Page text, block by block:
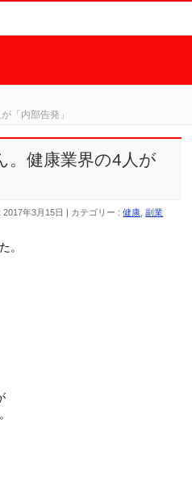
「内部告発」
。健康業界の4人が
年3月15日 カテゴリー :健康 ,副業
。